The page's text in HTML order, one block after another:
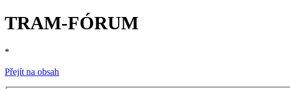
TRAM-FÓRUM
*
Přejít na obsah